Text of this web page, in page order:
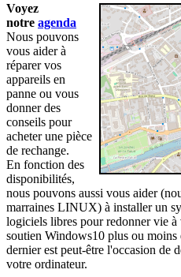
Voyez
notre agenda
Nous pouvons
vous aider à
réparer vos
appareils en
panne ou vous
donner des
conseils pour
acheter une pièce
de rechange.
En fonction des
disponibilités,
nous pouvons aussi vous aider
marraines LINUX) à installer un
logiciels libres pour redonner vie
soutien Windows10 plus ou
dernier est peut-être l'occasion de
votre ordinateur.